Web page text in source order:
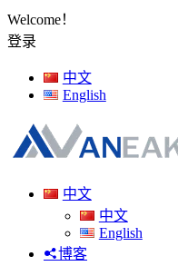
Welcome！
登录
中文
English
中文
中文
English
博客